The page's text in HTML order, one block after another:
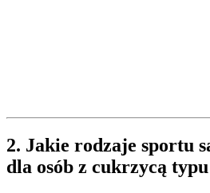
2. Jakie rodzaje sportu
dla osób z cukrzycą